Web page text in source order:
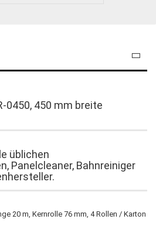
0450, 450 mm breite
üblichen
Panelcleaner, Bahnreiniger
20 m, Kernrolle 76 mm, 4 Rollen / Karton